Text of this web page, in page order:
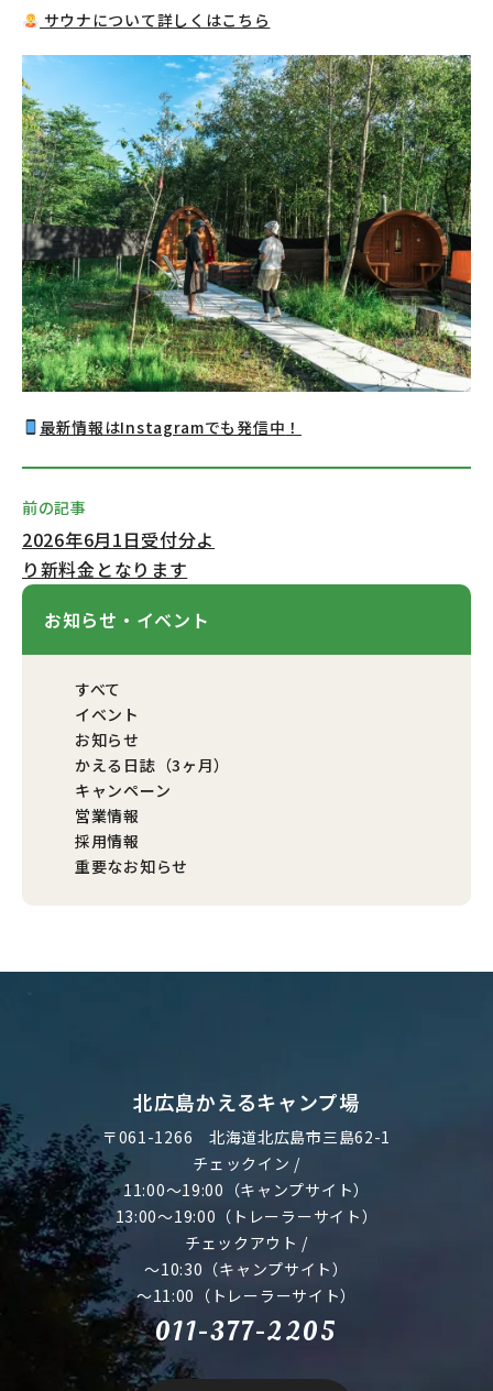
お知らせ・イベント
すべて
イベント
お知らせ
かえる日誌（3ヶ月）
キャンペーン
営業情報
採用情報
重要なお知らせ
サウナについて詳しくはこちら
最新情報はInstagramでも発信中 ！
前の記事
2026年6月1日受付分よ
り新料金となります
北広島かえるキャンプ場
〒061-1266 北海道北広島市三島62-1
チェックイン /
11:00～19:00（キャンプサイト）
13:00～19:00（トレーラーサイト）
チェックアウト /
～10:30（キャンプサイト）
～11:00（トレーラーサイト）
011-377-2205